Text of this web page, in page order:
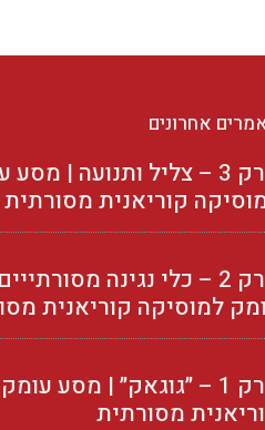
אחרונים
פרק 3 – צליל ותנועה |
קוריאנית מסורתית
פרק 2 – כלי נגינה
למוסיקה קוריאנית
פרק 1 – ״גוגאק״ | מסע
מסורתית